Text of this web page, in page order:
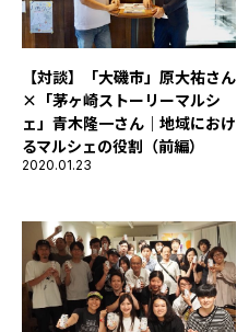
【対談】「大磯市」原大祐さん
×「茅ヶ崎ストーリーマルシ
ェ」青木隆一さん｜地域におけ
るマルシェの役割（前編）
2020.01.23